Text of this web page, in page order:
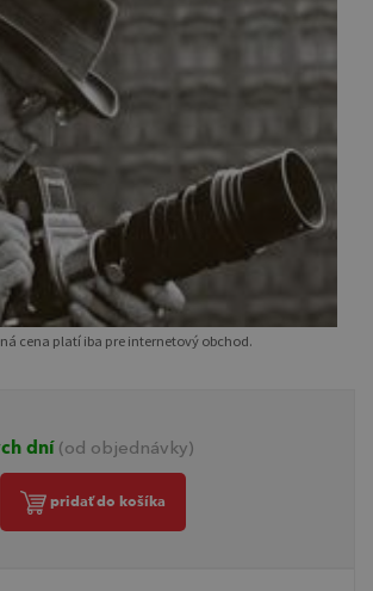
cena platí iba pre internetový obchod.
dní (od objednávky)
pridať do košíka